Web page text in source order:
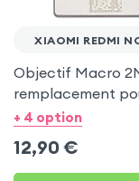
XIAOMI REDMI
Objectif Macro
remplacement
Xiaomi Redmi Note
+ 4 option
12,90 €